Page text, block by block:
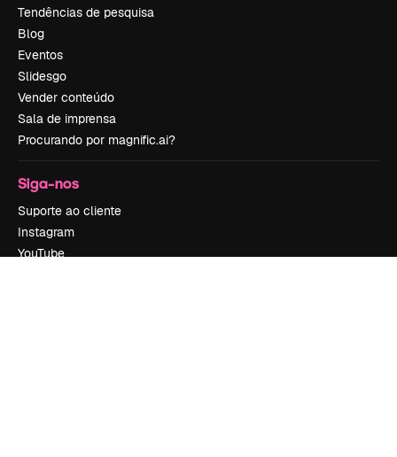
Tendências de pesquisa
Blog
Eventos
Slidesgo
Vender conteúdo
Sala de imprensa
Procurando por magnific.ai?
Siga-nos
Suporte ao cliente
Instagram
YouTube